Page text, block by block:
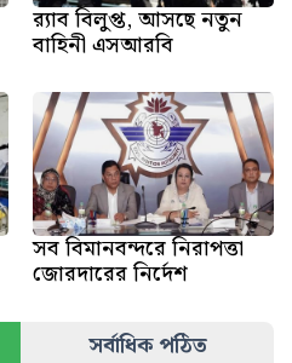
র‍্যাব বিলুপ্ত, আসছে নতুন
বাহিনী এসআরবি
সব বিমানবন্দরে নিরাপত্তা
জোরদারের নির্দেশ
সর্বাধিক পঠিত